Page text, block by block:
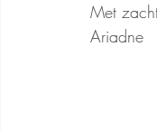
Met
Ariadne